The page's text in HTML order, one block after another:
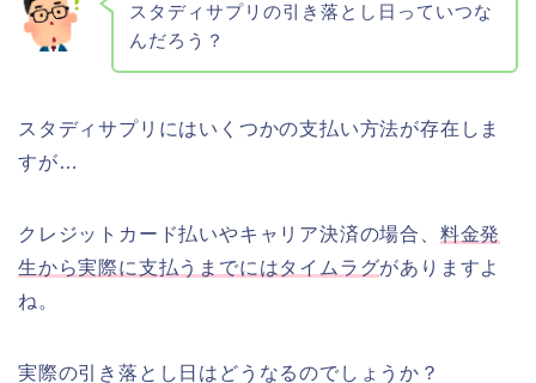
スタディサプリの引き落とし日っていつな
んだろう？
スタディサプリにはいくつかの支払い方法が存在しま
すが…
クレジットカード払いやキャリア決済の場合、 料金発
生から実際に支払うまでにはタイムラグがありますよ
ね。
実際の引き落とし日はどうなるのでしょうか？